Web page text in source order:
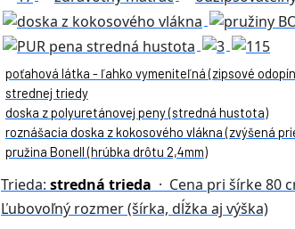
poťahová látka - ľahko vymeniteľná (zipsové
strednej triedy
doska z polyuretánovej peny (stredná hustota)
roznášacia doska z kokosového vlákna (zvýšená
pružina Bonell (hrúbka drôtu 2,4mm)
Trieda: stredná trieda · Cena pri šírke 80
Ľubovoľný rozmer (šírka, dĺžka aj výška)